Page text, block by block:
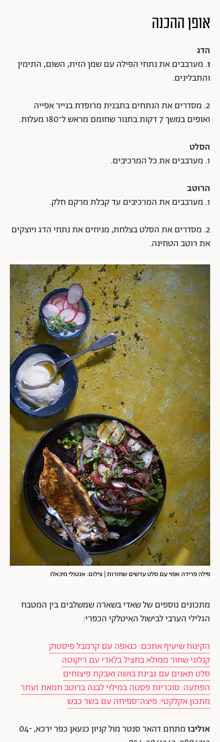
אופן ההכנה
הדג
1. מערבבים את נתחי הפילה עם שמן הזית, השום, התימין
והתבלינים.
2. מסדרים את הנתחים בתבנית מרופדת בנייר אפייה
ואופים במשך 7 דקות בתנור שחומם מראש ל־180 מעלות.
הסלט
1. מערבבים את כל המרכיבים.
הרוטב
1. מערבבים את המרכיבים עד קבלת מרקם חלק.
2. מסדרים את הסלט בצלחת, מניחים את נתחי הדג ויוצקים
את רוטב הטחינה.
פילה פרידה אפוי עם סלט עדשים שחורות | צילום: אנטולי מיכאלו
מתכונים נוספים של שאדי בשארה שמשלבים בין המטבח
הגלילי הערבי לבישול האיטלקי הכפרי:
הקינוח שיעיף אתכם: כנאפה עם קרמבל פיסטוק
קנלוני שחור ממולא בחציל בלאדי עם ריקוטה
סלט תאנים עם גבינת בושה ואבקת פיצוחים
הפתעה: סוכריות פסטה במילוי לבנה ברוטב חמאת זעתר
מתכון אקלקטי: פיצה־ספיחה עם בשר כבש
אוליבו
מתחם דהאר סנטר מול קניון כנעאן כפר ירכא, 04-